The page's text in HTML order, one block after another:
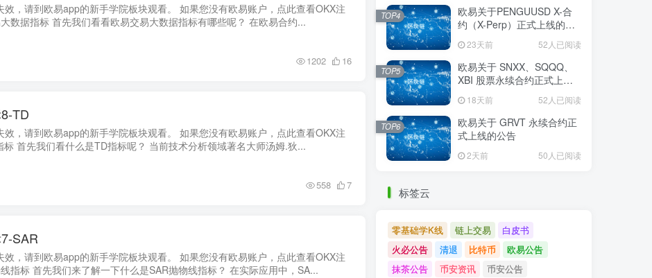
，请到欧易app的新手学院板块观看。 如果您没有欧易账户，点此查看OKX注
数据指标 首先我们看看欧易交易大数据指标有哪些呢？ 在欧易合约...
1202 16
TD
，请到欧易app的新手学院板块观看。 如果您没有欧易账户，点此查看OKX注
首先我们看什么是TD指标呢？ 当前技术分析领域著名大师汤姆.狄...
558 7
SAR
，请到欧易app的新手学院板块观看。 如果您没有欧易账户，点此查看OKX注
指标 首先我们来了解一下什么是SAR抛物线指标？ 在实际应用中，SA...
欧易关于PENGUUSD X-合
约（X-Perp）正式上线的公
23天前 52人已阅读
TOP4
欧易关于 SNXX、SQQQ、
XBI 股票永续合约正式上线
18天前 52人已阅读
TOP5
欧易关于 GRVT 永续合约正
式上线的公告
2天前 50人已阅读
TOP6
标签云
零基础学K线 链上交易
白皮书
火必公告
清退 比特币
欧易公告
抹茶公告
币安资讯
币安公告